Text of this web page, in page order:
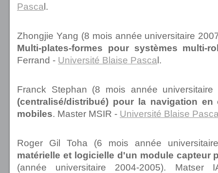
Pascal.
Zhongjie Yang (8 mois année universitaire
Multi-plates-formes pour systèmes multi-
Ferrand - Université Blaise Pascal.
Franck Stephan (8 mois année
(centralisé/distribué) pour la navigation
mobiles. Master MSIR - Université Blaise
Roger Gil Toha (6 mois année
matérielle et logicielle d'un module capteur
(année universitaire 2004-2005). Matser